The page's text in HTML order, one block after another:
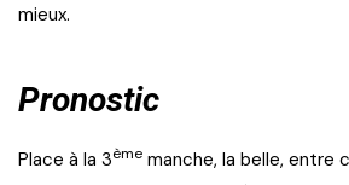
mieux.
Pronostic
Place à la 3ème manche, la belle, entre